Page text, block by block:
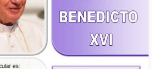
de 2023 a las 20:00 se celebrará en la